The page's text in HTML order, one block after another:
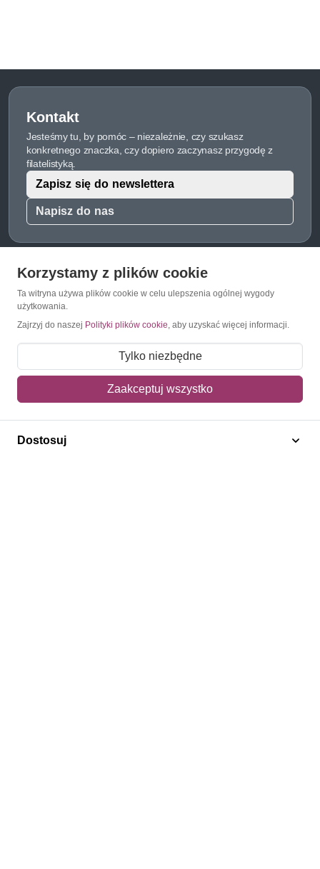
Kontakt
Jesteśmy tu, by pomóc – niezależnie, czy szukasz
konkretnego znaczka, czy dopiero zaczynasz przygodę z
filatelistyką.
Napisz do nas
Zapisz się do newslettera
O Znaczkopol.pl
O nas
Blog
Regulamin
Polityka prywatności
Mapa strony
Kontakt
Korzystamy z plików cookie
Ta witryna używa plików cookie w celu ulepszenia ogólnej wygody
użytkowania.
Zajrzyj do naszej Polityki plików cookie, aby uzyskać więcej informacji.
Tylko niezbędne
Zaakceptuj wszystko
Dostosuj